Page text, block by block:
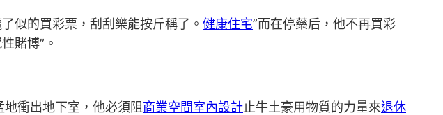
似的買彩票，刮刮樂能按斤稱了。 健康住宅”而在停藥后，他不再買彩
賭博”。
衝出地下室，他必須阻商業空間室內設計止牛土豪用物質的力量來退休